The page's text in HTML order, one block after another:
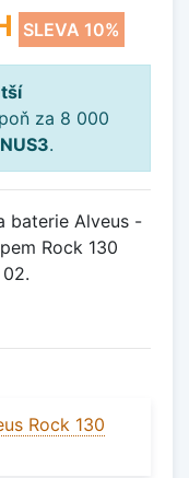
SLEVA 10%
za 8 000
.
baterie Alveus -
Rock 130
Rock 130